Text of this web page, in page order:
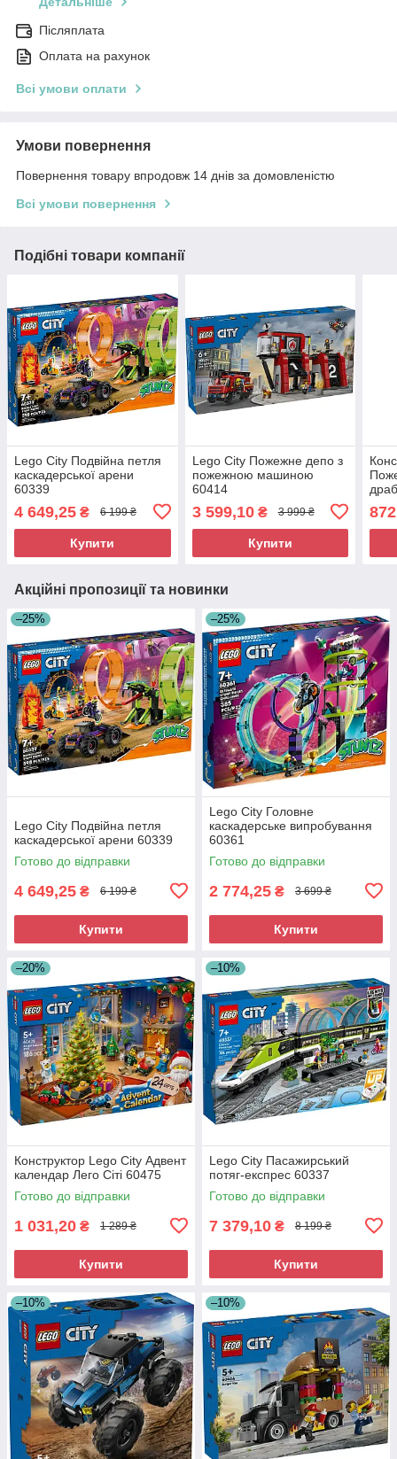
Післяплата
Оплата на рахунок
Всі умови оплати
Умови повернення
Повернення товару впродовж 14 днів за домовленістю
Всі умови повернення
Подібні товари компанії
Lego City Подвійна петля
каскадерської арени
60339
4 649,25 ₴ 6 199 ₴
Купити
Lego City Пожежне депо з
пожежною машиною
60414
3 599,10₴ 3 999 ₴
Купити
Акційні пропозиції та новинки
–25%
Lego City Подвійна петля
каскадерської арени 60339
Готово до відправки
4 649,25 ₴ 6 199 ₴
Купити
–25%
Lego City Головне
каскадерське випробування
60361
Готово до відправки
2 774,25 ₴ 3 699 ₴
Купити
–20%
Конструктор Lego City Адвент
календар Лего Сіті 60475
Готово до відправки
1 031,20 ₴ 1 289 ₴
Купити
–10%
Lego City Пасажирський
потяг-експрес 60337
Готово до відправки
7 379,10 ₴ 8 199 ₴
Купити
–10% –10%